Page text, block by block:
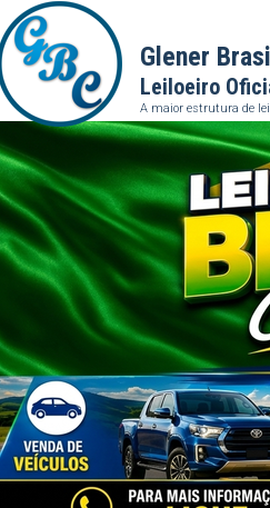
Glener
Leiloeiro
A maior estrutura de